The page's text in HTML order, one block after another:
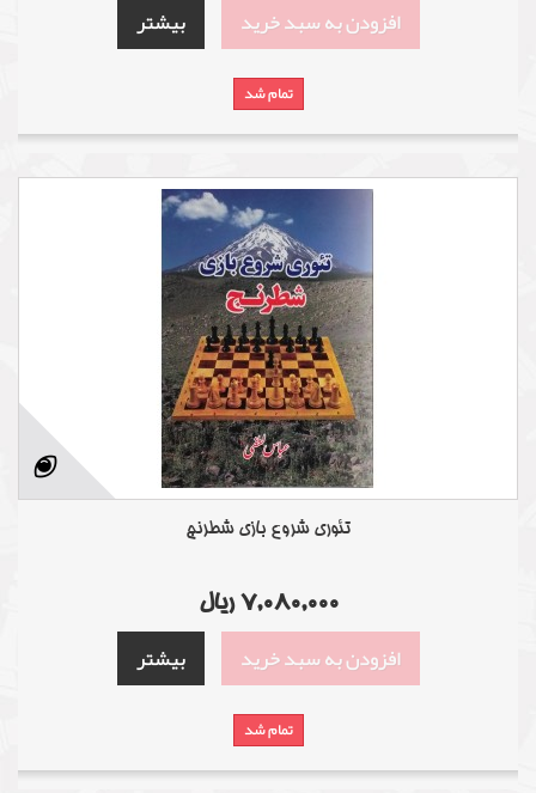
افزودن به سبد خرید بیشتر
تمام شد
تئوری شروع بازی شطرنج
7,080,000 ریال
افزودن به سبد خرید بیشتر
تمام شد